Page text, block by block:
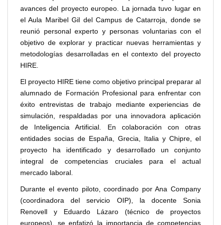
avances del proyecto europeo. La jornada tuvo lugar en
el Aula Maribel Gil del Campus de Catarroja, donde se
reunió personal experto y personas voluntarias con el
objetivo de explorar y practicar nuevas herramientas y
metodologías desarrolladas en el contexto del proyecto
HIRE.
El proyecto HIRE tiene como objetivo principal preparar al
alumnado de Formación Profesional para enfrentar con
éxito entrevistas de trabajo mediante experiencias de
simulación, respaldadas por una innovadora aplicación
de Inteligencia Artificial. En colaboración con otras
entidades socias de España, Grecia, Italia y Chipre, el
proyecto ha identificado y desarrollado un conjunto
integral de competencias cruciales para el actual
mercado laboral.
Durante el evento piloto, coordinado por Ana Company
(coordinadora del servicio OIP), la docente Sonia
Renovell y Eduardo Lázaro (técnico de proyectos
europeos), se enfatizó la importancia de competencias